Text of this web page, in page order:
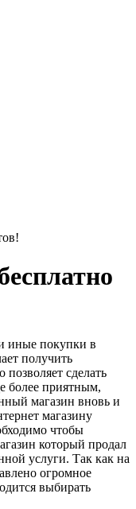
иные покупки в
получить
позволяет сделать
более приятным,
магазин вновь и
магазину
чтобы
который продал
услуги. Так как на
огромное
выбирать